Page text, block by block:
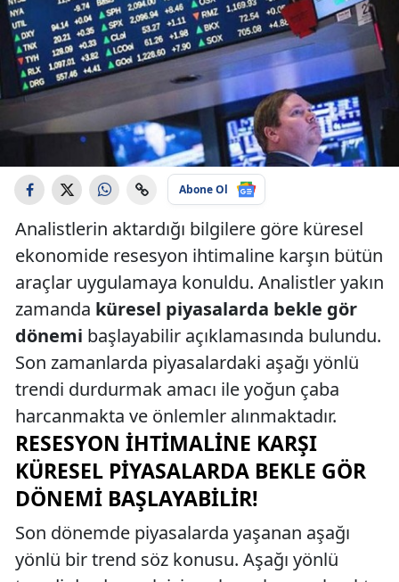
Abone Ol
Analistlerin aktardığı bilgilere göre küresel
ekonomide resesyon ihtimaline karşın bütün
araçlar uygulamaya konuldu. Analistler yakın
zamanda küresel piyasalarda bekle gör
dönemi başlayabilir açıklamasında bulundu.
Son zamanlarda piyasalardaki aşağı yönlü
trendi durdurmak amacı ile yoğun çaba
harcanmakta ve önlemler alınmaktadır.
RESESYON İHTIMALINE KARŞI
KÜRESEL PIYASALARDA BEKLE GÖR
DÖNEMI BAŞLAYABILIR!
Son dönemde piyasalarda yaşanan aşağı
yönlü bir trend söz konusu. Aşağı yönlü